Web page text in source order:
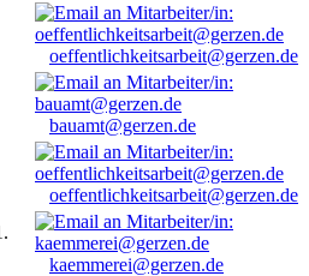
oeffentlichkeitsarbeit@gerzen.de
bauamt@gerzen.de
oeffentlichkeitsarbeit@gerzen.de
kaemmerei@gerzen.de